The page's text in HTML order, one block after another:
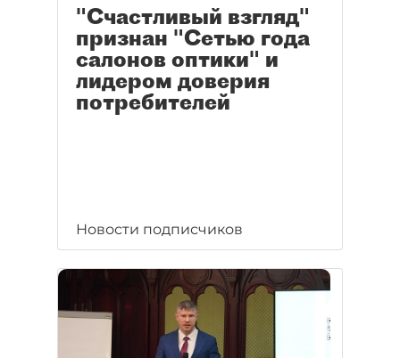
"Счастливый взгляд"
признан "Сетью года
салонов оптики" и
лидером доверия
потребителей
Новости подписчиков